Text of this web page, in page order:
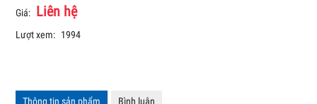
Giá: Liên hệ
Lượt xem: 1994
Thông tin sản phẩm Bình luận